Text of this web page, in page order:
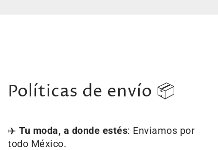
Políticas de envío 📦
✈️ Tu moda, a donde estés: Enviamos por
todo México.